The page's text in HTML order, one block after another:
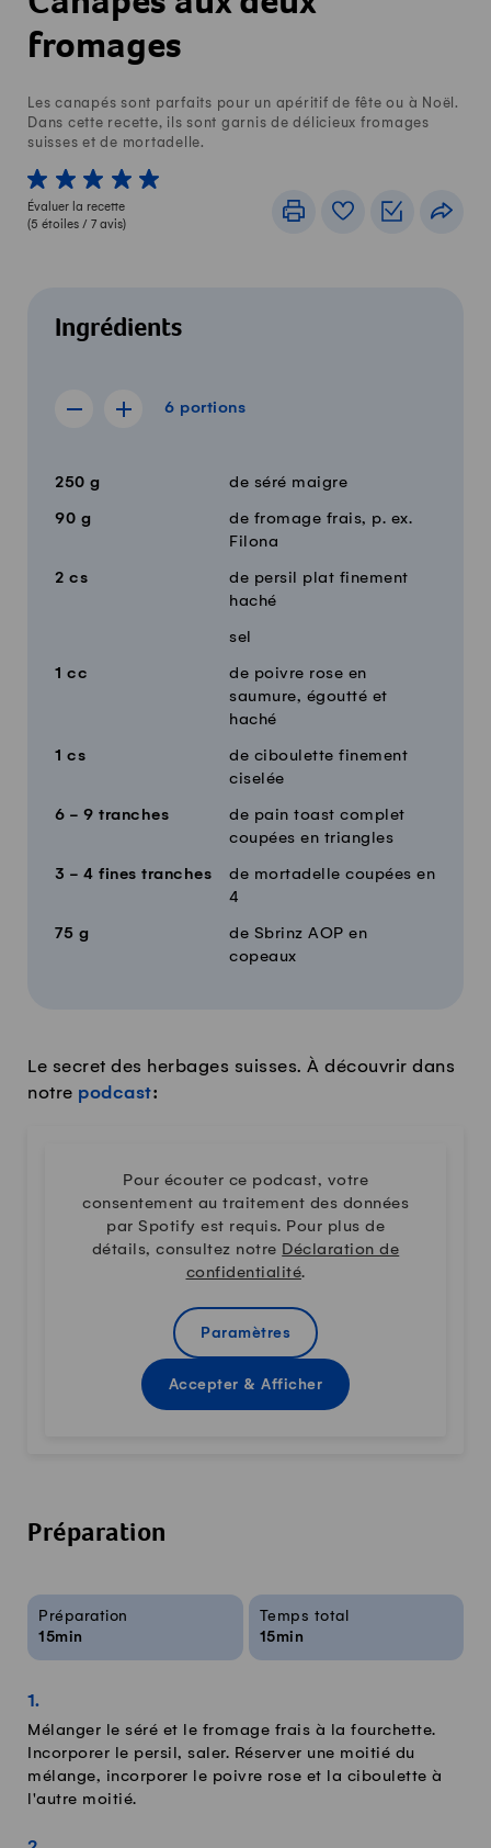
fromages
Les canapés sont parfaits pour un apéritif de fête ou à Noël.
Dans cette recette, ils sont garnis de délicieux fromages
suisses et de mortadelle.
1 von 5 étoiles
2 von 5 étoiles
3 von 5 étoiles
4 von 5 étoiles
5 von 5 étoiles
Évaluer la recette
(5 étoiles / 7 avis)
ImprimerLivre de recettes
Listes de
Ingrédients
6 portions
Afficher la recette de 5 portions
Afficher la recette de 7 portions
6 portions
Quantité
250 g de séré maigre
90 g
de fromage frais, p. ex.
Filona
2 cs
de persil plat finement
haché
sel
1 cc
de poivre rose en
saumure, égoutté et
haché
1 cs
de ciboulette finement
ciselée
6 - 9 tranches
de pain toast complet
coupées en triangles
3 - 4 fines tranches
de mortadelle coupées en
4
75 g
de Sbrinz AOP en
copeaux
Le secret des herbages suisses. À découvrir dans
notre podcast:
Pour écouter ce podcast, votre
consentement au traitement des données
par Spotify est requis. Pour plus de
détails, consultez notre Déclaration de
confidentialité.
Paramètres
Accepter & Afficher
Préparation
Infos sur la recette
Préparation
15min
Temps total
15min
Mélanger le séré et le fromage frais à la fourchette.
Incorporer le persil, saler. Réserver une moitié du
mélange, incorporer le poivre rose et la ciboulette à
l'autre moitié.